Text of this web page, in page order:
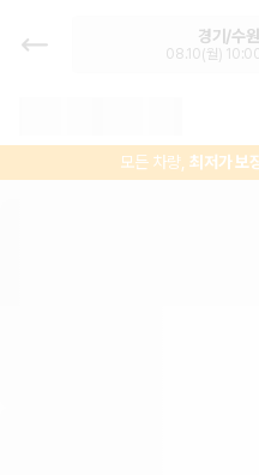
경기 렌트카 - 수
교, 최저가 보장 1
경기/수
08.10(월)
모든 차량,최저가 보